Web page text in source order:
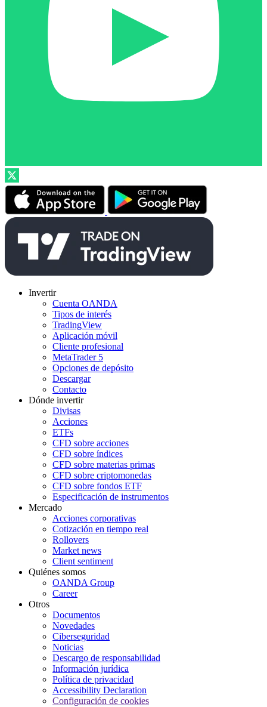
Invertir
Cuenta OANDA
Tipos de interés
TradingView
Aplicación móvil
Cliente profesional
MetaTrader 5
Opciones de depósito
Descargar
Contacto
Dónde invertir
Divisas
Acciones
ETFs
CFD sobre acciones
CFD sobre índices
CFD sobre materias primas
CFD sobre criptomonedas
CFD sobre fondos ETF
Especificación de instrumentos
Mercado
Acciones corporativas
Cotización en tiempo real
Rollovers
Market news
Client sentiment
Quiénes somos
OANDA Group
Career
Otros
Documentos
Novedades
Ciberseguridad
Noticias
Descargo de responsabilidad
Información jurídica
Política de privacidad
Accessibility Declaration
Configuración de cookies